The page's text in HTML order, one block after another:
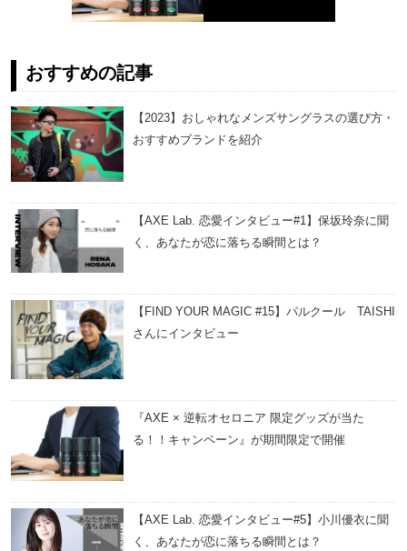
おすすめの記事
【2023】おしゃれなメンズサングラスの選び方・
おすすめブランドを紹介
【AXE Lab. 恋愛インタビュー#1】保坂玲奈に聞
く、あなたが恋に落ちる瞬間とは？
【FIND YOUR MAGIC #15】パルクール TAISHI
さんにインタビュー
『AXE × 逆転オセロニア 限定グッズが当た
る！！キャンペーン』が期間限定で開催
【AXE Lab. 恋愛インタビュー#5】小川優衣に聞
く、あなたが恋に落ちる瞬間とは？